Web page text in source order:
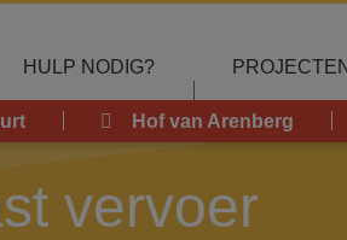
HULP NODIG? PROJECTEN
Hof van Arenberg
vervoer